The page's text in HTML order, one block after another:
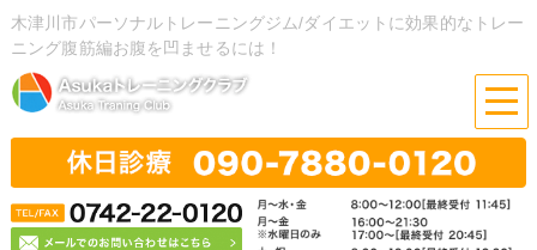
木津川市パーソナルトレーニングジム/ダイエットに効果的なトレー
ニング腹筋編お腹を凹ませるには！